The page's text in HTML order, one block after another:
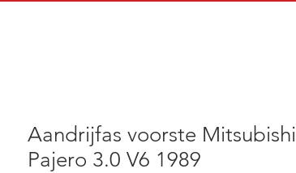
Aandrijfas voorste Mitsubishi
Pajero 3.0 V6 1989